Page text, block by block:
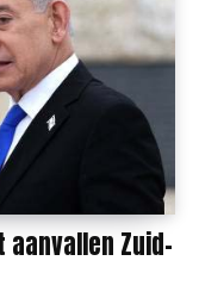
Zuid-